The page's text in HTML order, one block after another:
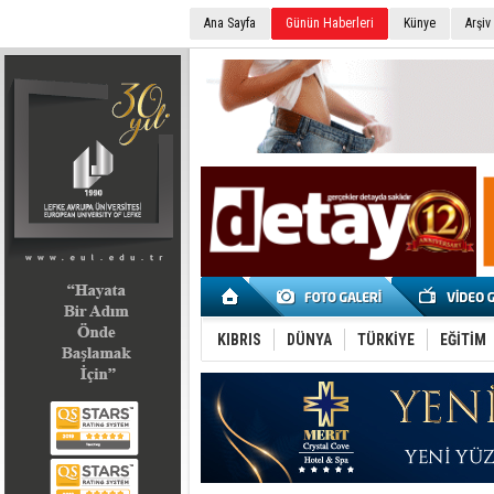
Ana Sayfa Günün Haberleri Künye Arşiv
KIBRIS DÜNYA TÜRKİYE EĞİTİM